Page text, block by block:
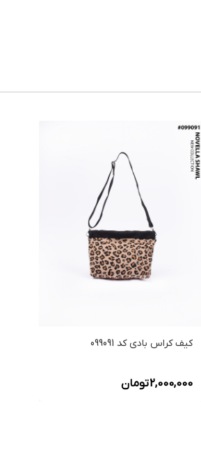
کیف کراس بادی کد 099091
2,000,000تومان